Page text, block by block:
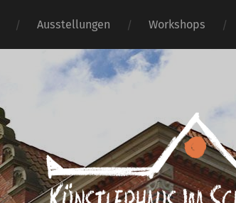
Ausstellungen Workshops